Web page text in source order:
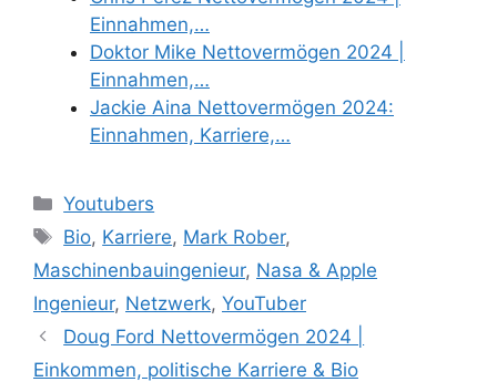
Einnahmen,…
Doktor Mike Nettovermögen 2024 |
Einnahmen,…
Jackie Aina Nettovermögen 2024:
Einnahmen, Karriere,…
Categories
Youtubers
Tags
Bio, Karriere, Mark Rober,
Maschinenbauingenieur, Nasa & Apple
Ingenieur, Netzwerk, YouTuber
Doug Ford Nettovermögen 2024 |
Einkommen, politische Karriere & Bio